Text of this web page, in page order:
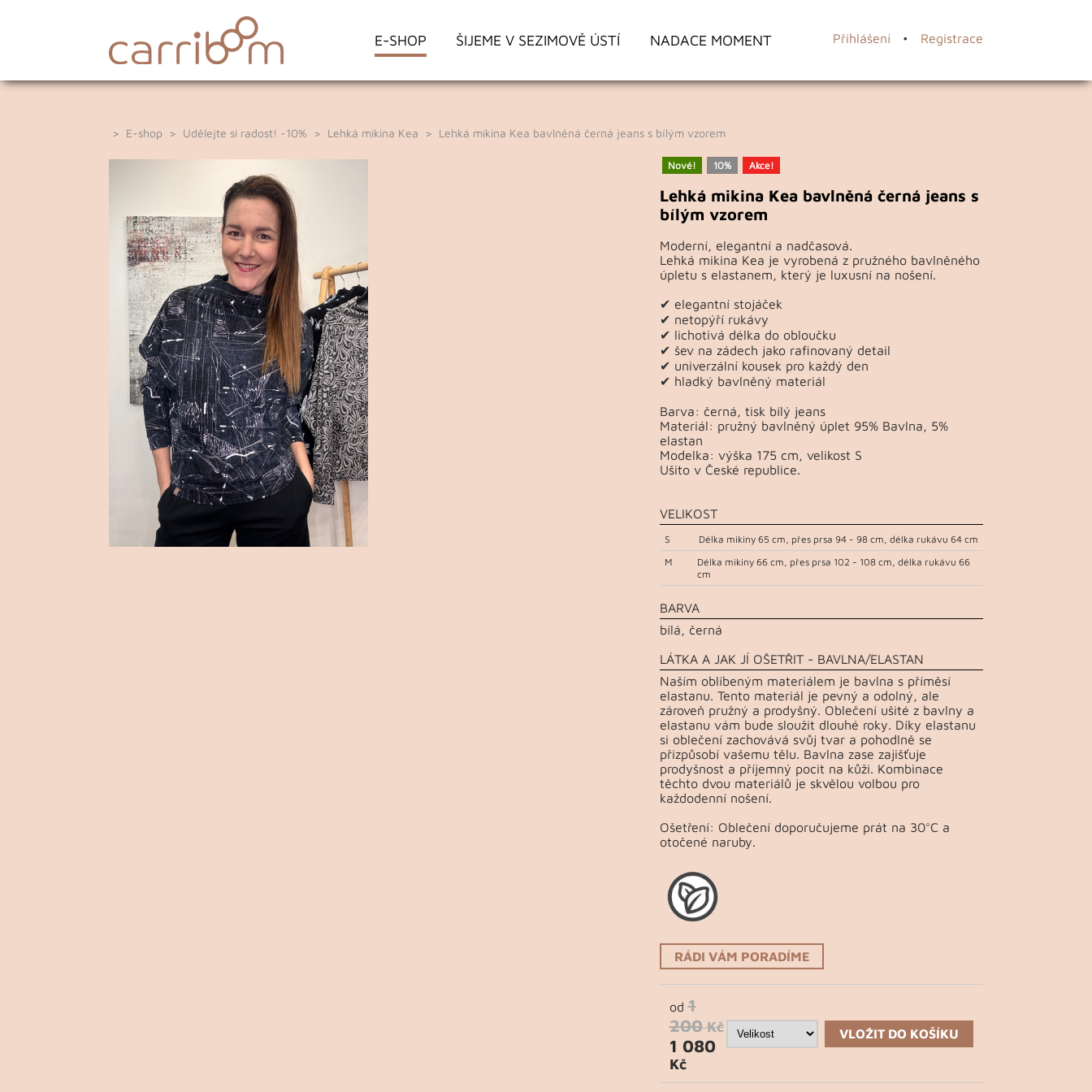
E-SHOP ŠIJEME V SEZIMOVĚ ÚSTÍ NADACE MOMENT Přihlášení• Registrace
> E-shop > Udělejte si radost! -10% > Lehká mikina Kea > Lehká mikina Kea bavlněná černá jeans s bílým vzorem
Nové! 10% Akce!
Lehká mikina Kea bavlněná černá jeans s
bílým vzorem
Moderní, elegantní a nadčasová.
Lehká mikina Kea je vyrobená z pružného bavlněného
úpletu s elastanem, který je luxusní na nošení.
✔ elegantní stojáček
✔ netopýří rukávy
✔ lichotivá délka do obloučku
✔ šev na zádech jako rafinovaný detail
✔ univerzální kousek pro každý den
✔ hladký bavlněný materiál
Barva: černá, tisk bílý jeans
Materiál: pružný bavlněný úplet 95% Bavlna, 5%
elastan
Modelka: výška 175 cm, velikost S
Ušito v České republice.
VELIKOST
S
Délka mikiny 65 cm, přes prsa 94 - 98 cm, délka rukávu 64 cm
M
Délka mikiny 66 cm, přes prsa 102 - 108 cm, délka rukávu 66
cm
BARVA
bílá, černá
LÁTKA A JAK JÍ OŠETŘIT - BAVLNA/ELASTAN
Naším oblíbeným materiálem je bavlna s příměsí
elastanu. Tento materiál je pevný a odolný, ale
zároveň pružný a prodyšný. Oblečení ušité z bavlny a
elastanu vám bude sloužit dlouhé roky. Díky elastanu
si oblečení zachovává svůj tvar a pohodlně se
přizpůsobí vašemu tělu. Bavlna zase zajišťuje
prodyšnost a příjemný pocit na kůži. Kombinace
těchto dvou materiálů je skvělou volbou pro
každodenní nošení.
Ošetření: Oblečení doporučujeme prát na 30°C a
otočené naruby.
RÁDI VÁM PORADÍME
od1
200 Kč
1 080
Kč
VLOŽIT DO KOŠÍKU